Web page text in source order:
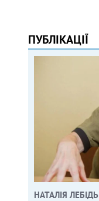
ПУБЛІКАЦІЇ
НАТАЛІЯ ЛЕБІДЬ